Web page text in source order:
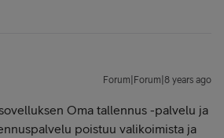
Forum|Forum|8 years ago
Oma tallennus -palvelu ja
poistuu valikoimista ja